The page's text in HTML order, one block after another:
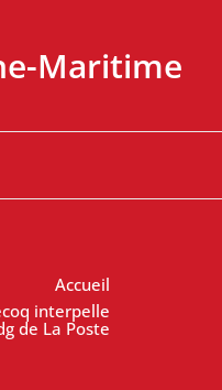
Maritime
Accueil
interpelle
de La Poste